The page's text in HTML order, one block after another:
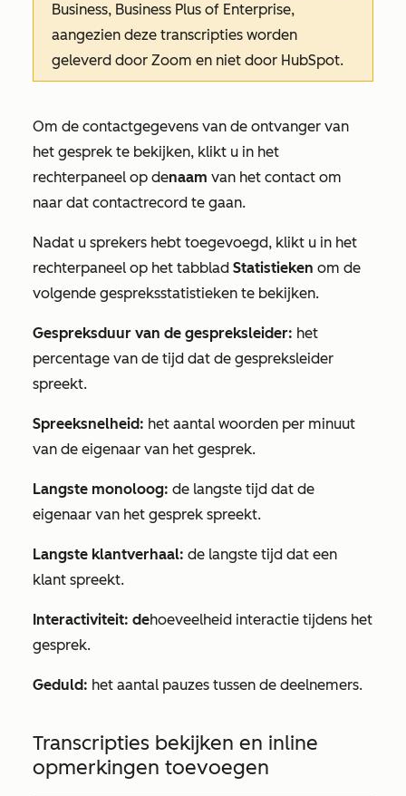
Business, Business Plus of Enterprise,
aangezien deze transcripties worden
geleverd door Zoom en niet door HubSpot.
Om de contactgegevens van de ontvanger van
het gesprek te bekijken, klikt u in het
rechterpaneel op denaam van het contact om
naar dat contactrecord te gaan.
Nadat u sprekers hebt toegevoegd, klikt u in het
rechterpaneel op het tabblad Statistieken om de
volgende gespreksstatistieken te bekijken.
Gespreksduur van de gespreksleider: het
percentage van de tijd dat de gespreksleider
spreekt.
Spreeksnelheid: het aantal woorden per minuut
van de eigenaar van het gesprek.
Langste monoloog: de langste tijd dat de
eigenaar van het gesprek spreekt.
Langste klantverhaal: de langste tijd dat een
klant spreekt.
Interactiviteit: dehoeveelheid interactie tijdens het
gesprek.
Geduld: het aantal pauzes tussen de deelnemers.
Transcripties bekijken en inline
opmerkingen toevoegen